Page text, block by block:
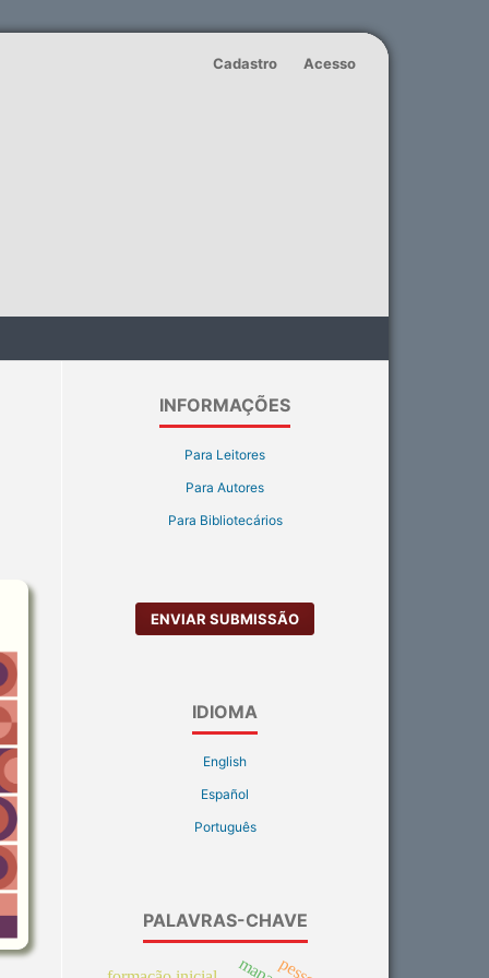
Cadastro Acesso
INFORMAÇÕES
Para Leitores
Para Autores
Para Bibliotecários
ENVIAR SUBMISSÃO
IDIOMA
English
Español
Português
PALAVRAS-CHAVE